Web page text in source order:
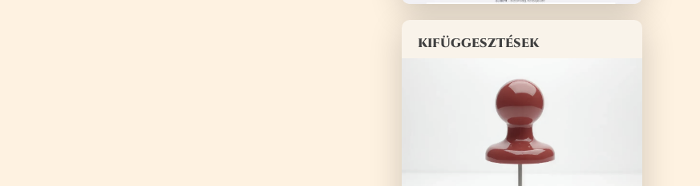
kifüggesztések